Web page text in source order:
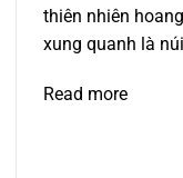
thiên nhiên
xung quanh là
Read more